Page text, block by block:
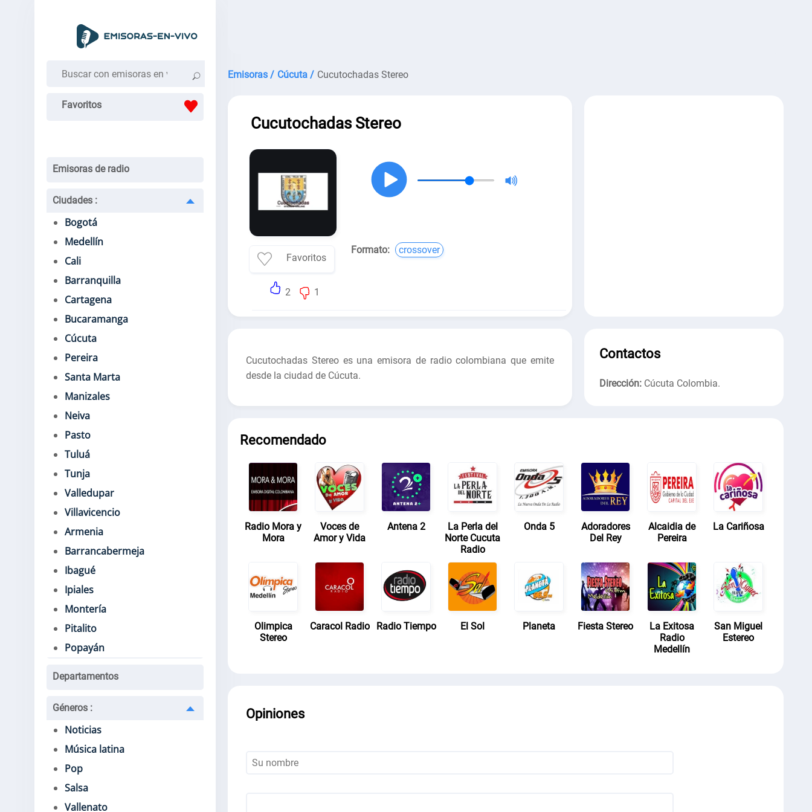
Favoritos
Emisoras de radio
Ciudades :
Bogotá
Medellín
Cali
Barranquilla
Cartagena
Bucaramanga
Cúcuta
Pereira
Santa Marta
Manizales
Neiva
Pasto
Tuluá
Tunja
Valledupar
Villavicencio
Armenia
Barrancabermeja
Ibagué
Ipiales
Montería
Pitalito
Popayán
Departamentos
Géneros :
Noticias
Música latina
Pop
Salsa
Vallenato
Emisoras / Cúcuta / Cucutochadas Stereo
Cucutochadas Stereo
Favoritos
2 1
Formato: crossover
Cucutochadas Stereo es una emisora de radio colombiana que emite
desde la ciudad de Cúcuta.
Contactos
Dirección: Cúcuta Colombia.
Recomendado
Radio Mora y
Mora
Voces de
Amor y Vida
Antena 2
La Perla del
Norte Cucuta
Radio
Onda 5
Adoradores
Del Rey
Alcaidia de
Pereira
La Cariñosa
Olimpica
Stereo
Caracol Radio Radio Tiempo El Sol Planeta Fiesta Stereo
La Exitosa
Radio
Medellín
San Miguel
Estereo
Opiniones